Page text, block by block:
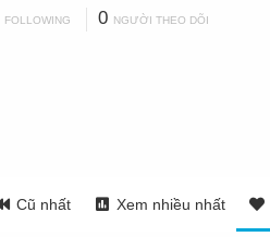
FOLLOWING 0 NGƯỜI THEO DÕI
Cũ nhất Xem nhiều nhất